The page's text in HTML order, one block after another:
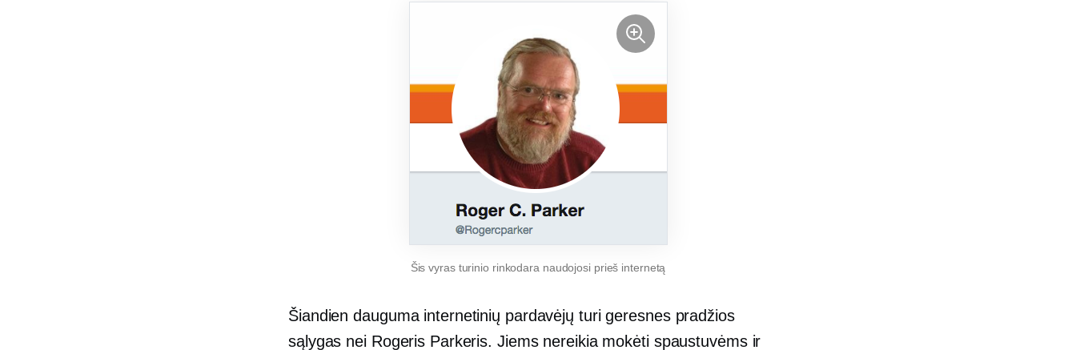
Šis vyras turinio rinkodara naudojosi prieš internetą
Šiandien dauguma internetinių pardavėjų turi geresnes pradžios
sąlygas nei Rogeris Parkeris. Jiems nereikia mokėti spaustuvėms ir